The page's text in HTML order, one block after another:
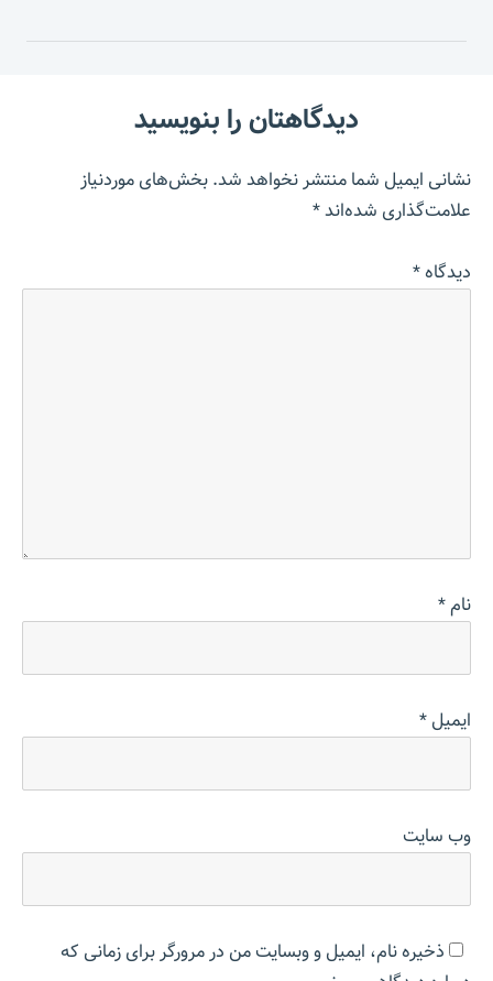
دیدگاهتان را بنویسید
نشانی ایمیل شما منتشر نخواهد شد.بخش‌های موردنیاز
علامت‌گذاری شده‌اند*
دیدگاه*
نام*
ایمیل*
وب‌ سایت
ذخیره نام، ایمیل و وبسایت من در مرورگر برای زمانی که